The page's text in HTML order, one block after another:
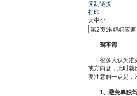
复制链接
打印
大中小
驾车篇
很多人认为准妈
或方向盘 ，此时
要注意的一点是，
1、避免单独